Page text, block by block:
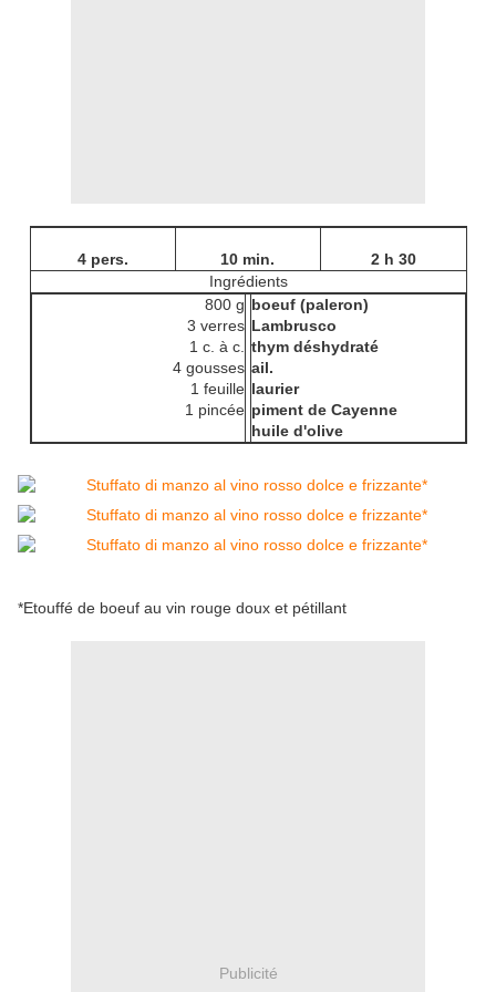
4 pers. 10 min.
2 h 30
Ingrédients
800 g
3 verres
1 c. à c.
4 gousses
1 feuille
1 pincée
boeuf (paleron)
Lambrusco
thym déshydraté
ail.
laurier
piment de Cayenne
huile d'olive
*Etouffé de boeuf au vin rouge doux et pétillant
Publicité